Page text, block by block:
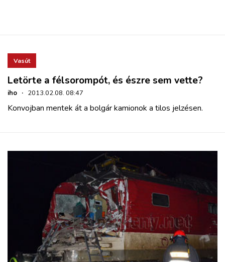
Vasút
Letörte a félsorompót, és észre sem vette?
iho · 2013.02.08. 08:47
Konvojban mentek át a bolgár kamionok a tilos jelzésen.